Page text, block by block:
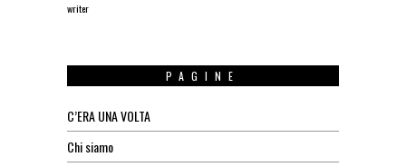
writer
PAGINE
C’ERA UNA VOLTA
Chi siamo